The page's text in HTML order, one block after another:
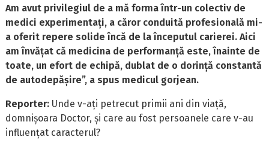
Am avut privilegiul de a mă forma într-un colectiv de
medici experimentați, a căror conduită profesională mi-
a oferit repere solide încă de la începutul carierei. Aici
am învățat că medicina de performanță este, înainte de
toate, un efort de echipă, dublat de o dorință constantă
de autodepășire”, a spus medicul gorjean.
Reporter: Unde v-ați petrecut primii ani din viață,
domnișoara Doctor, și care au fost persoanele care v-au
influențat caracterul?